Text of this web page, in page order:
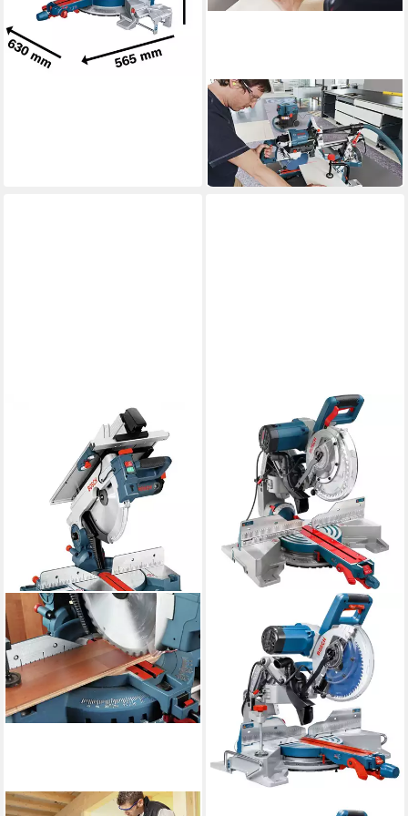
BOSCH PROFESSIONAL
Kapp- und Gehrungssäge
GCM 8 SDE
675,00 €
in 2-3 Werktagen bei dir
BOSCH PROFESSIONAL
BOSCH PROFESSIONAL